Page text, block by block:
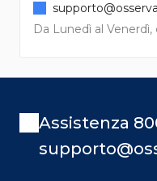
Da Lunedì al Venerdì,
Assistenza